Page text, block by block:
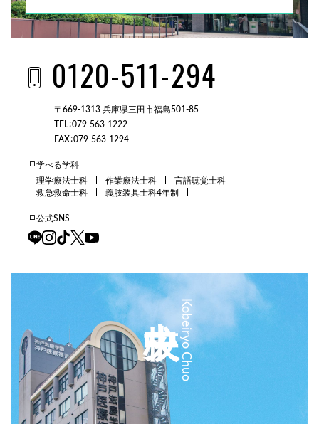
Kobeiryo Chuo
0120-511-294
〒669-1313 兵庫県三田市福島501-85
TEL：079-563-1222
FAX：079-563-1294
学べる学科
理学療法士科
作業療法士科
言語聴覚士科
救急救命士科
義肢装具士科4年制
公式SNS